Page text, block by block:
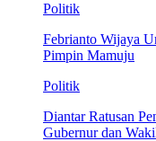
Politik
Febrianto Wijaya
Pimpin Mamuju
Politik
Diantar Ratusan
Gubernur dan